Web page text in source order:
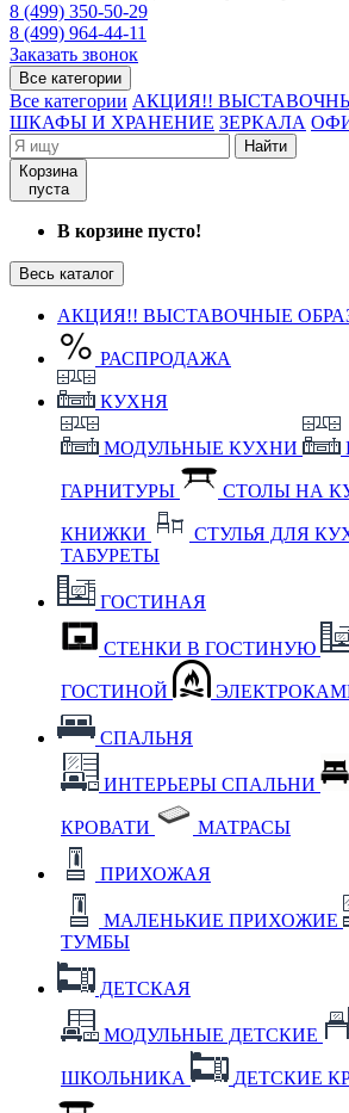
8 (499) 350-50-29
8 (499) 964-44-11
Заказать звонок
Все категории
Все категории АКЦИЯ!!
ШКАФЫ И ХРАНЕНИЕ ЗЕРКАЛА
Найти
Корзина
пуста
В корзине пусто!
Весь каталог
АКЦИЯ!! ВЫСТАВОЧНЫЕ
РАСПРОДАЖА
КУХНЯ
МОДУЛЬНЫЕ КУХНИ
ГАРНИТУРЫ СТОЛЫ НА
КНИЖКИ
СТУЛЬЯ ДЛЯ
ТАБУРЕТЫ
ГОСТИНАЯ
СТЕНКИ В ГОСТИНУЮ
ГОСТИНОЙ
СПАЛЬНЯ
ИНТЕРЬЕРЫ СПАЛЬНИ
КРОВАТИ МАТРАСЫ
ПРИХОЖАЯ
МАЛЕНЬКИЕ ПРИХОЖИЕ
ТУМБЫ
ДЕТСКАЯ
МОДУЛЬНЫЕ ДЕТСКИЕ
ШКОЛЬНИКА ДЕТСКИЕ